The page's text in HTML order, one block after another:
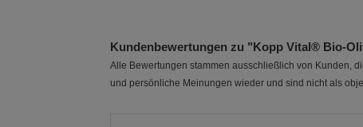
Kundenbewertungen zu "Kopp Vital® Bio-
Alle Bewertungen stammen ausschließlich von Kunden,
und persönliche Meinungen wieder und sind nicht als